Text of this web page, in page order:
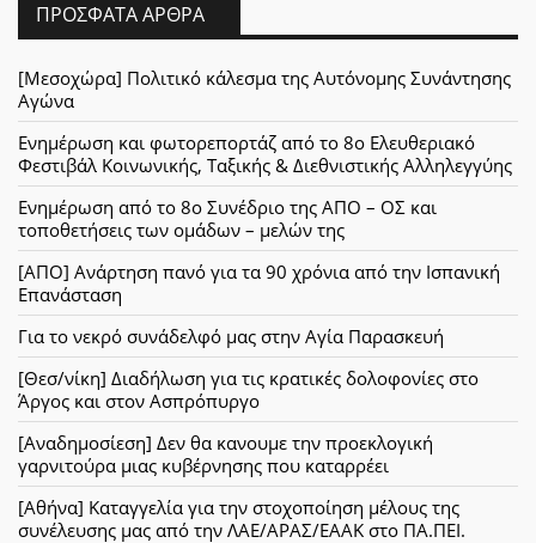
ΠΡΌΣΦΑΤΑ ΆΡΘΡΑ
[Μεσοχώρα] Πολιτικό κάλεσμα της Αυτόνομης Συνάντησης
Αγώνα
Ενημέρωση και φωτορεπορτάζ από το 8ο Ελευθεριακό
Φεστιβάλ Κοινωνικής, Ταξικής & Διεθνιστικής Αλληλεγγύης
Ενημέρωση από το 8ο Συνέδριο της ΑΠΟ – ΟΣ και
τοποθετήσεις των ομάδων – μελών της
[ΑΠΟ] Ανάρτηση πανό για τα 90 χρόνια από την Ισπανική
Επανάσταση
Για το νεκρό συνάδελφό μας στην Αγία Παρασκευή
[Θεσ/νίκη] Διαδήλωση για τις κρατικές δολοφονίες στο
Άργος και στον Ασπρόπυργο
[Αναδημοσίεση] Δεν θα κανουμε την προεκλογική
γαρνιτούρα μιας κυβέρνησης που καταρρέει
[Αθήνα] Καταγγελία για την στοχοποίηση μέλους της
συνέλευσης μας από την ΛΑΕ/ΑΡΑΣ/ΕΑΑΚ στο ΠΑ.ΠΕΙ.